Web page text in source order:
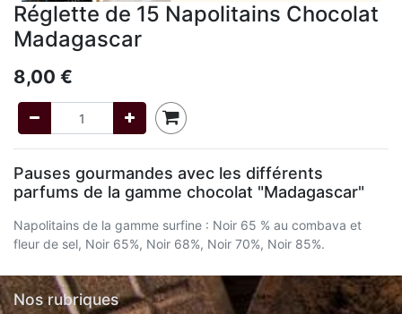
Réglette de 15 Napolitains Chocolat
Madagascar
8,00 €
Pauses gourmandes avec les différents
parfums de la gamme chocolat "Madagascar"
Napolitains de la gamme surfine : Noir 65 % au combava et
fleur de sel, Noir 65%, Noir 68%, Noir 70%, Noir 85%.
Nos rubriques